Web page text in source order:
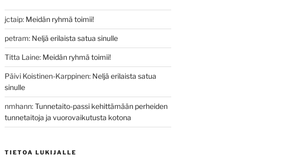
jctaip: Meidän ryhmä toimii!
petram: Neljä erilaista satua sinulle
Titta Laine: Meidän ryhmä toimii!
Päivi Koistinen-Karppinen: Neljä erilaista satua
sinulle
nmhann:Tunnetaito-passi kehittämään perheiden
tunnetaitoja ja vuorovaikutusta kotona
TIETOA LUKIJALLE